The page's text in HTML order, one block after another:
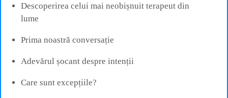
Descoperirea celui mai neobișnuit terapeut din
lume
Prima noastră conversație
Adevărul șocant despre intenții
Care sunt excepțiile?